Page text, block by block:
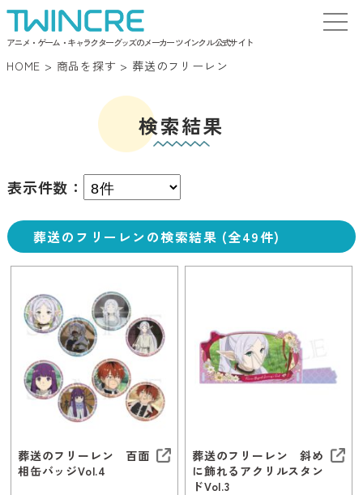
アニメ・ゲーム・キャラクターグッズのメーカー ツインクル 公式サイト
HOME > 商品を探す > 葬送のフリーレン
検索結果
表示件数：
葬送のフリーレンの検索結果 (全49件)
葬送のフリーレン 百面
相缶バッジVol.4
葬送のフリーレン 斜め
に飾れるアクリルスタン
ドVol.3